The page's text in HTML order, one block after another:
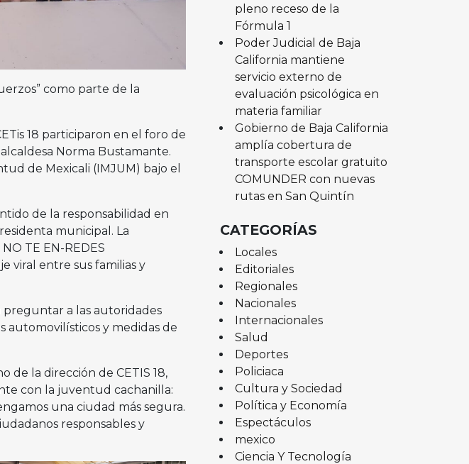
como parte de la
18 participaron en el foro de
Norma Bustamante.
de Mexicali (IMJUM) bajo el
de la responsabilidad en
municipal. La
TE EN-REDES
viral entre sus familias y
preguntar a las autoridades
automovilísticos y medidas de
de la dirección de CETIS 18,
con la juventud cachanilla:
una ciudad más segura.
responsables y
pleno receso de la
Fórmula 1
Poder Judicial de Baja
California mantiene
servicio externo de
evaluación psicológica en
materia familiar
Gobierno de Baja California
amplía cobertura de
transporte escolar gratuito
COMUNDER con nuevas
rutas en San Quintín
CATEGORÍAS
Locales
Editoriales
Regionales
Nacionales
Internacionales
Salud
Deportes
Policiaca
Cultura y Sociedad
Política y Economía
Espectáculos
mexico
Ciencia Y Tecnología